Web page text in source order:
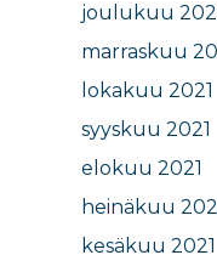
joulukuu
marraskuu
lokakuu 2021
syyskuu 2021
elokuu 2021
heinäkuu
kesäkuu 2021